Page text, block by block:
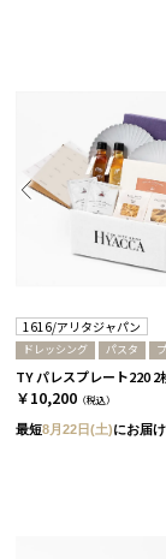
1616/アリタジャパン
ドレッシング パスタ
￥10,200 （税込）
最短8月22日(土)にお届け